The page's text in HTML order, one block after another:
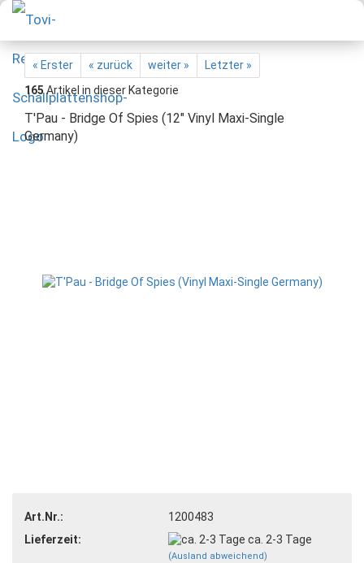
« Erster « zurück weiter »
Letzter »
165Artikel in dieser Kategorie
T'Pau - Bridge Of Spies (12" Vinyl Maxi-Single
Germany)
Art.Nr.:
1200483
Lieferzeit:
ca. 2-3 Tage
(Ausland abweichend)